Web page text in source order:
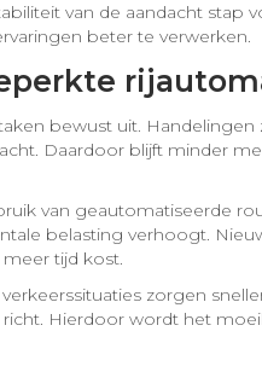
van de aandacht stap
beter te verwerken.
bewust uit.
Daardoor blijft minder
van geautomatiseerde
belasting verhoogt.
tijd kost.
zorgen
Hierdoor wordt het